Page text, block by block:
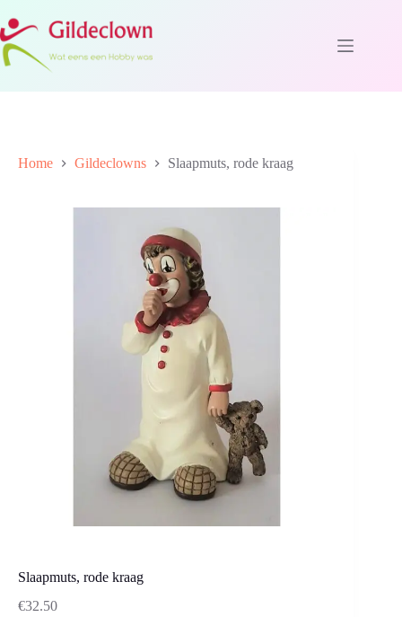
naar
de
inhoud
Home Gildeclowns Slaapmuts, rode kraag
Slaapmuts, rode kraag
€32.50